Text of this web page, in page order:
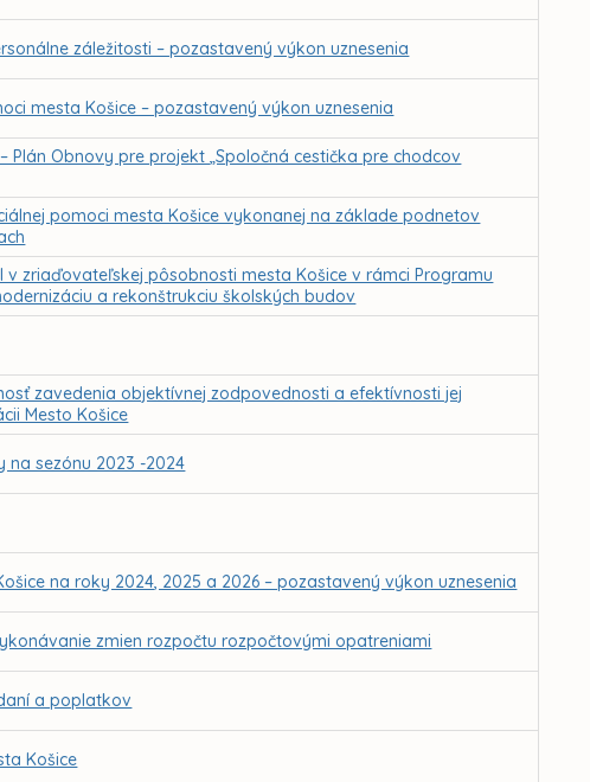
záležitosti – pozastavený výkon uznesenia
mesta Košice – pozastavený výkon uznesenia
Obnovy pre projekt „Spoločná cestička pre chodcov
pomoci mesta Košice vykonanej na základe podnetov
zriaďovateľskej pôsobnosti mesta Košice v rámci Programu
a rekonštrukciu školských budov
zavedenia objektívnej zodpovednosti a efektívnosti jej
Mesto Košice
na sezónu 2023 -2024
na roky 2024, 2025 a 2026 – pozastavený výkon uznesenia
zmien rozpočtu rozpočtovými opatreniami
a poplatkov
Košice